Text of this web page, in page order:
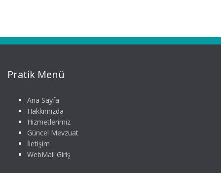
Pratik Menü
Ana Sayfa
Hakkımızda
Hizmetlerimiz
Güncel Mevzuat
İletişim
WebMail Giriş